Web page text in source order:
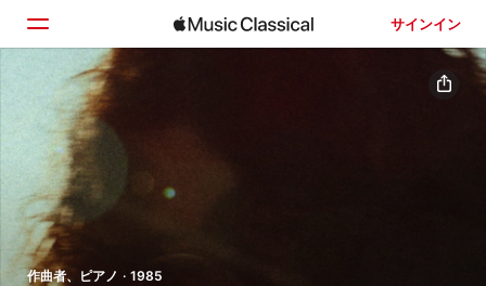
サインイン
ホーム
見つける
検索
作曲者、ピアノ · 1985